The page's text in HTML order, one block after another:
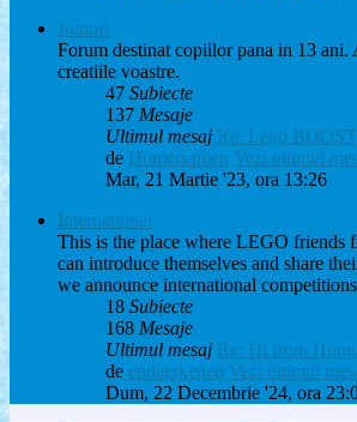
Juniori
Forum destinat copiilor pana in 13 ani.
creatiile voastre.
47 Subiecte
137 Mesaje
Ultimul mesaj Re: Lego BOOST
de Homersapien Vezi ultimul
Mar, 21 Martie '23, ora 13:26
International
This is the place where LEGO friends
can introduce themselves and share
we announce international competitions
18 Subiecte
168 Mesaje
Ultimul mesaj Re: Hi from
de endaerkened Vezi ultimul
Dum, 22 Decembrie '24, ora